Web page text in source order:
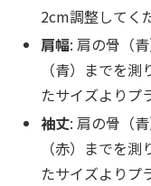
2cm調整してく
肩幅: 肩の骨（
（青）までを
たサイズよりプ
袖丈: 肩の骨（
（赤）までを
たサイズよりプ